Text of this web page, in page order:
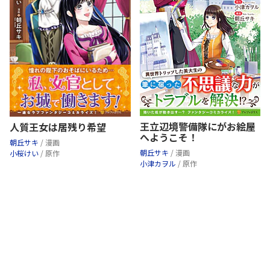
人質王女は居残り希望
朝丘サキ / 漫画
小桜けい / 原作
王立辺境警備隊にがお絵屋
へようこそ！
朝丘サキ / 漫画
小津カヲル / 原作